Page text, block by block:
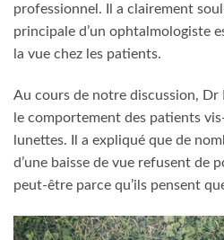
professionnel. Il a clairement
principale d’un ophtalmologiste
la vue chez les patients.
Au cours de notre discussion, Dr
le comportement des patients
lunettes. Il a expliqué que de
d’une baisse de vue refusent de
peut-être parce qu’ils pensent